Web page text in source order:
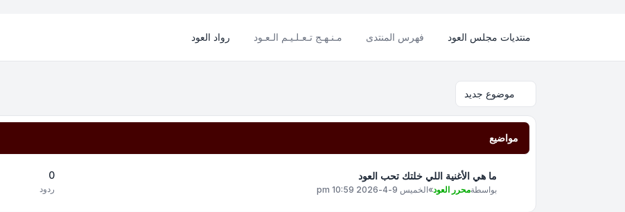
منتديات مجلس العود فهرس المنتدى مـنـهـج تـعـلـيـم الـعـود رواد العود
موضوع جديد
مواضيع
ما هي الأغنية اللي خلتك تحب العود
بواسطةمحرر العود»الخميس 9-4-2026 10:59 pm
0
ردود